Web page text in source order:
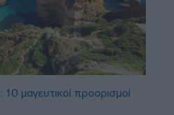
μαγευτικοί προορισμοί